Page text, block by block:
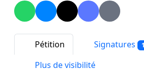
Pétition Signatures
Plus de visibilité